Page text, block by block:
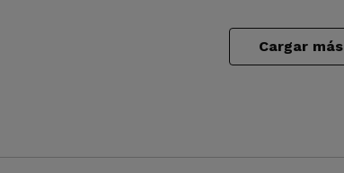
Cargar más